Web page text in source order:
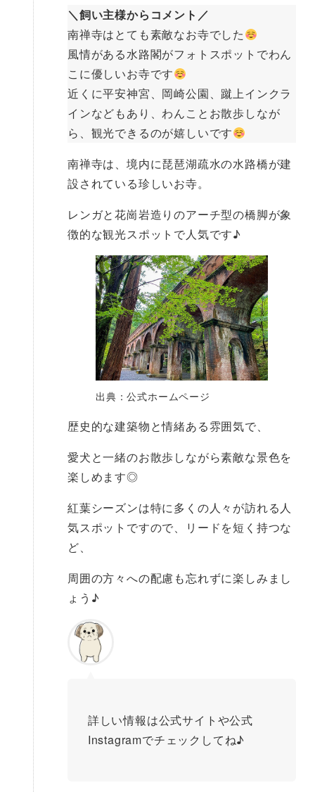
＼飼い主様からコメント／
南禅寺はとても素敵なお寺でした
風情がある水路閣がフォトスポットでわん
こに優しいお寺です
近くに平安神宮、岡崎公園、蹴上インクラ
インなどもあり、わんことお散歩しなが
ら、観光できるのが嬉しいです
南禅寺は、境内に琵琶湖疏水の水路橋が建
設されている珍しいお寺。
レンガと花崗岩造りのアーチ型の橋脚が象
徴的な観光スポットで人気です♪
出典：公式ホームページ
歴史的な建築物と情緒ある雰囲気で、
愛犬と一緒のお散歩しながら素敵な景色を
楽しめます◎
紅葉シーズンは特に多くの人々が訪れる人
気スポットですので、リードを短く持つな
ど、
周囲の方々への配慮も忘れずに楽しみまし
ょう♪
詳しい情報は公式サイトや公式
Instagramでチェックしてね♪